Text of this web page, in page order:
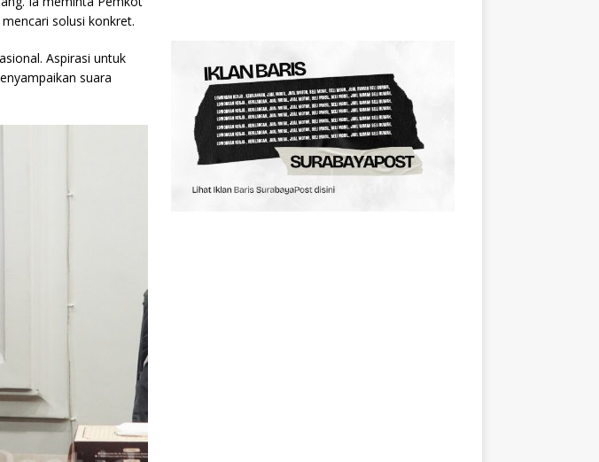
solusi konkret.
Aspirasi untuk
suara